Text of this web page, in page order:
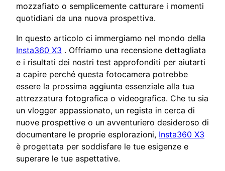
mozzafiato o semplicemente catturare i momenti
quotidiani da una nuova prospettiva.
In questo articolo ci immergiamo nel mondo della
Insta360 X3 . Offriamo una recensione dettagliata
e i risultati dei nostri test approfonditi per aiutarti
a capire perché questa fotocamera potrebbe
essere la prossima aggiunta essenziale alla tua
attrezzatura fotografica o videografica. Che tu sia
un vlogger appassionato, un regista in cerca di
nuove prospettive o un avventuriero desideroso di
documentare le proprie esplorazioni, Insta360 X3
è progettata per soddisfare le tue esigenze e
superare le tue aspettative.